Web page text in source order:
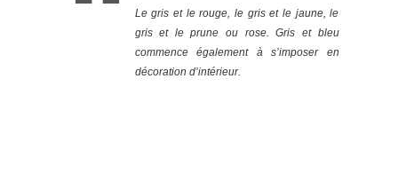
Le gris et le rouge, le gris et le jaune, le
gris et le prune ou rose. Gris et bleu
commence également à s’imposer en
décoration d’intérieur.